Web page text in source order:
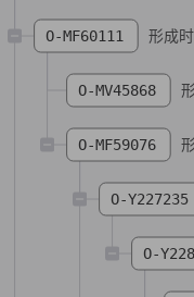
O-MF60111 形成
O-MV45868
O-MF59076
O-Y227235
O-